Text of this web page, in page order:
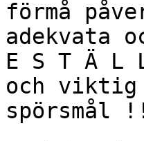
förmå
adekvata
E S T Ä
och
spörsmål